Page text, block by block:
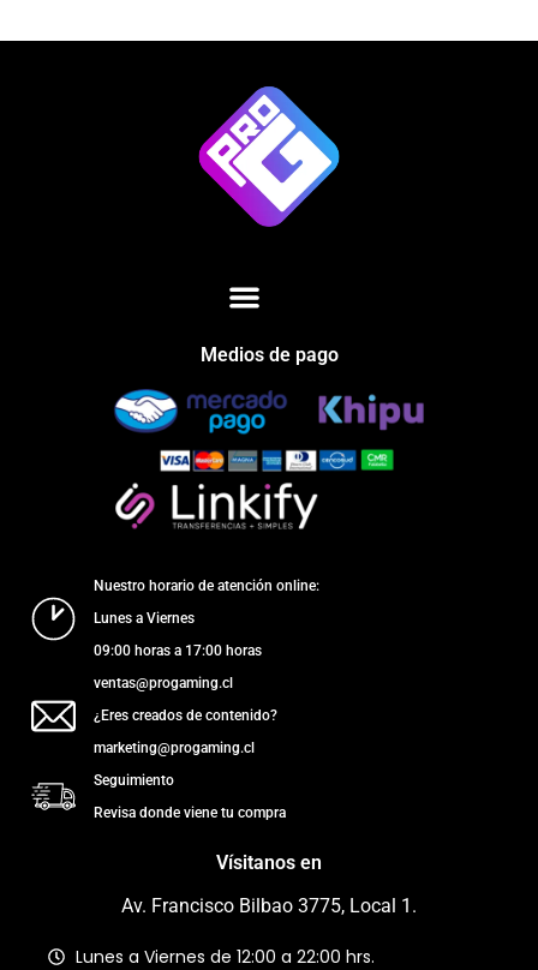
Medios de pago
Nuestro horario de atención online:
Lunes a Viernes
09:00 horas a 17:00 horas
ventas@progaming.cl
¿Eres creados de contenido?
marketing@progaming.cl
Seguimiento
Revisa donde viene tu compra
Vísitanos en
Av. Francisco Bilbao 3775, Local 1.
Lunes a Viernes de 12:00 a 22:00 hrs.